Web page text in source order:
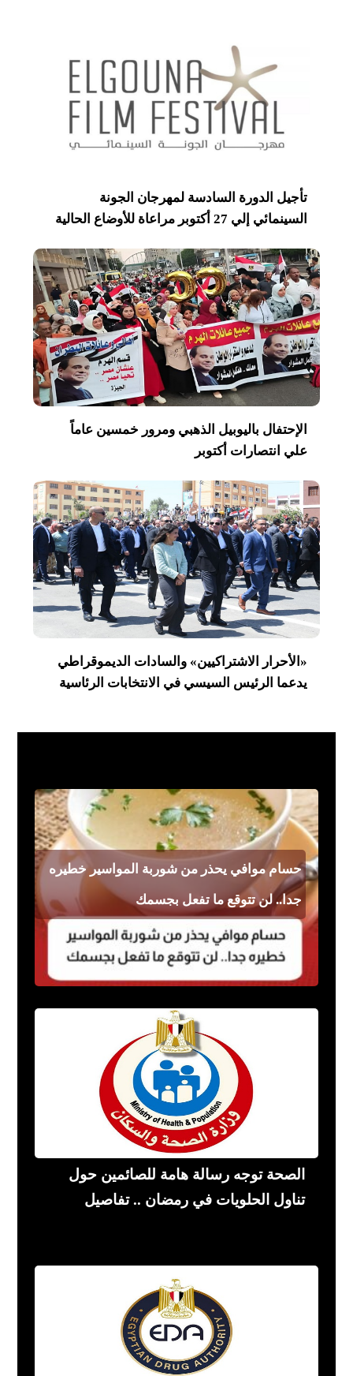
تأجيل الدورة السادسة لمهرجان الجونة
السينمائي إلي 27 أكتوبر مراعاة للأوضاع الحالية
الإحتفال باليوبيل الذهبي ومرور خمسين عاماً
علي انتصارات أكتوبر
«الأحرار الاشتراكيين» والسادات الديموقراطي
يدعما الرئيس السيسي في الانتخابات الرئاسية
حسام موافي يحذر من شوربة المواسير خطيره
جدا.. لن تتوقع ما تفعل بجسمك
الصحة توجه رسالة هامة للصائمين حول
تناول الحلويات في رمضان .. تفاصيل